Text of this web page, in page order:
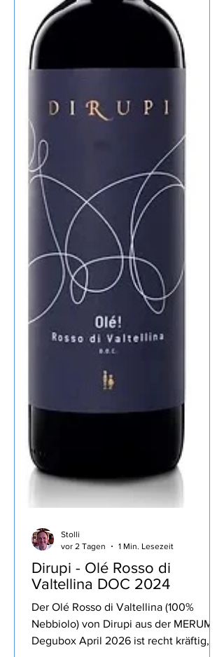
Valtellina DOC 2024
Der Olé Rosso di Valtellina (100%
Stolli
vor 2 Tagen
1 Min. Lesezeit